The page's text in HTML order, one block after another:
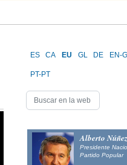
ES CA EU GL DE EN-
PT-PT
Alberto
Presidente
Partido Popular